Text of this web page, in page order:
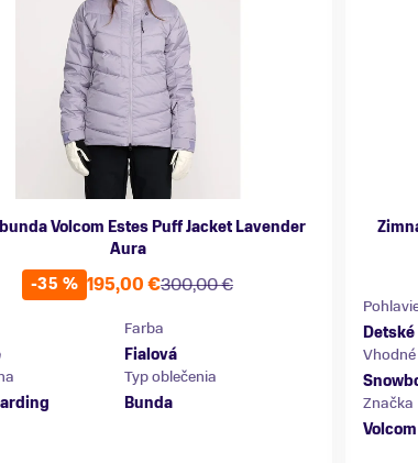
Volcom Estes Puff Jacket Lavender
Aura
-35 %
300,00 €
195,00 €
Farba
Fialová
Typ oblečenia
Bunda
Detské
Značka
Volcom